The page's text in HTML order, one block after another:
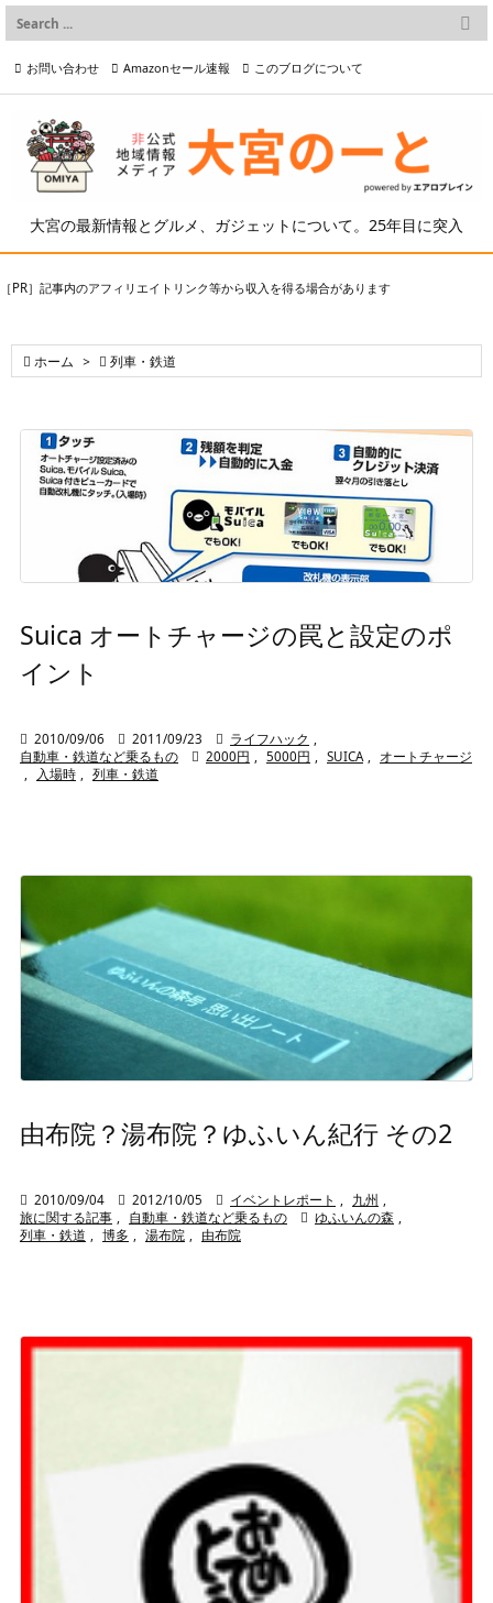
大宮の最新情報とグルメ、ガジェットについて。25年目に突入

メニュー

検索
お問い合わせ Amazonセール速報 このブログについて
プライバシーポリシー等
［PR］記事内のアフィリエイトリンク等から収入を得る場合があります
 ホーム >  列車・鉄道
Suica オートチャージの罠と設定のポ
イント
 2010/09/06  2011/09/23  ライフハック
自動車・鉄道など乗るもの
 2000円 5000円 SUICA
オートチャージ
入場時 列車・鉄道
由布院？湯布院？ゆふいん紀行 その2
 2010/09/04  2012/10/05  イベントレポート 九州
旅に関する記事
自動車・鉄道など乗るもの  ゆふいんの森
列車・鉄道
博多 湯布院 由布院